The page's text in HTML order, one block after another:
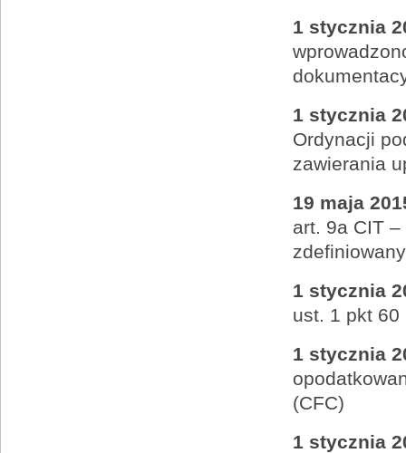
1 stycznia
1 stycznia
Ordynacji
zawierania
19 maja
art. 9a CIT
1 stycznia
ust. 1 pkt 60
1 stycznia
(CFC)
1 stycznia